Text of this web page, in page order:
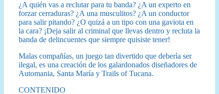
¿A quién vas a reclutar para tu banda? ¿A un experto en
forzar cerraduras? ¿A una musculitos? ¿A un conductor
para salir pitando? ¿O quizá a un tipo con una gaviota en
la cara? ¡Deja salir al criminal que llevas dentro y recluta la
banda de delincuentes que siempre quisiste tener!
Malas compañías, un juego tan divertido que debería ser
ilegal, es una creación de los galardonados diseñadores de
Automania, Santa María y Trails of Tucana.
CONTENIDO